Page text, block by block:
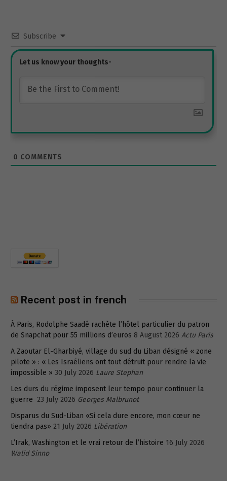
Subscribe
0 COMMENTS
Recent post in french
À Paris, Rodolphe Saadé rachète l’hôtel particulier du patron
de Snapchat pour 55 millions d’euros 8 August 2026 Actu Paris
A Zaoutar El-Gharbiyé, village du sud du Liban désigné « zone
pilote » : « Les Israéliens ont tout détruit pour rendre la vie
impossible » 30 July 2026 Laure Stephan
Les durs du régime imposent leur tempo pour continuer la
guerre 23 July 2026 Georges Malbrunot
Disparus du Sud-Liban «Si cela dure encore, mon cœur ne
tiendra pas» 21 July 2026 Libération
L’Irak, Washington et le vrai retour de l’histoire 16 July 2026
Walid Sinno